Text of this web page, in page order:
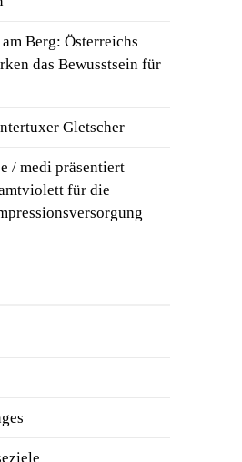
Berg: Österreichs
das Bewusstsein für
Gletscher
/ medi präsentiert
für die